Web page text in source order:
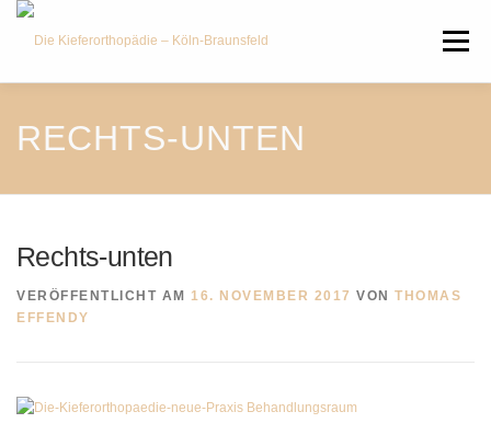
Zum
Menü
HOME ÜBER UNS JOBS
KONTAKT RECHTLICHES
RECHTS-UNTEN
Rechts-unten
VERÖFFENTLICHT AM 16. NOVEMBER 2017 VON THOMAS
EFFENDY